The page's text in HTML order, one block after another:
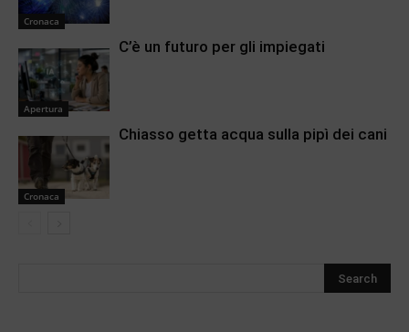
Cronaca
Apertura
C’è un futuro per gli impiegati
Cronaca
Chiasso getta acqua sulla pipì dei cani